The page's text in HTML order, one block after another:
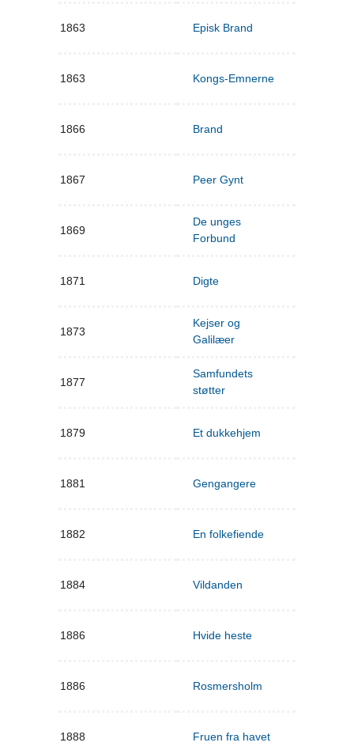
1863 Episk Brand
1863 Kongs-Emnerne
1866 Brand
1867 Peer Gynt
1869
De unges
Forbund
1871 Digte
1873
Kejser og
Galilæer
1877
Samfundets
støtter
1879 Et dukkehjem
1881 Gengangere
1882 En folkefiende
1884 Vildanden
1886 Hvide heste
1886 Rosmersholm
1888 Fruen fra havet